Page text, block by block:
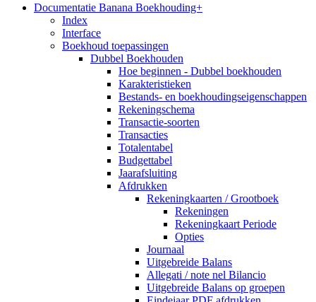
Documentatie Banana Boekhouding+
Index
Interface
Boekhoud toepassingen
Dubbel Boekhouden
Hoe beginnen - Dubbel boekhouden
Karakteristieken
Bestands- en boekhoudingseigenschappen
Rekeningschema
Transactie-soorten
Transacties
Totalentabel
Budgettabel
Jaarafsluiting
Afdrukken
Rekeningkaarten / Grootboek
Rekeningen
Rekeningkaart Periode
Opties
Journaal
Uitgebreide Balans
Allegati / note nel Bilancio
Uitgebreide Balans op groepen